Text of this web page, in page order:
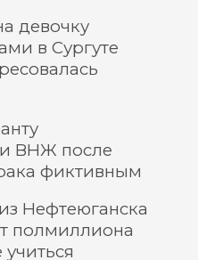
девочку
в Сургуте
ВНЖ после
фиктивным
Нефтеюганска
полмиллиона